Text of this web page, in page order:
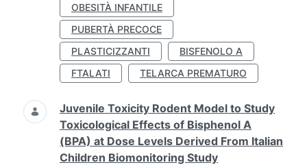
OBESITÀ INFANTILE
PUBERTÀ PRECOCE
PLASTICIZZANTI
BISFENOLO A
FTALATI
TELARCA PREMATURO
Juvenile Toxicity Rodent Model to Study
Toxicological Effects of Bisphenol A
(BPA) at Dose Levels Derived From Italian
Children Biomonitoring Study